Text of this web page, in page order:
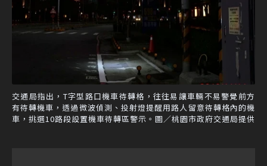
交通局指出，T字型路口機車待轉格，往往易讓車輛不易警覺前方
有待轉機車，透過微波偵測、投射燈提醒用路人留意待轉格內的機
車，挑選10路段設置機車待轉區警示。圖／桃園市政府交通局提供